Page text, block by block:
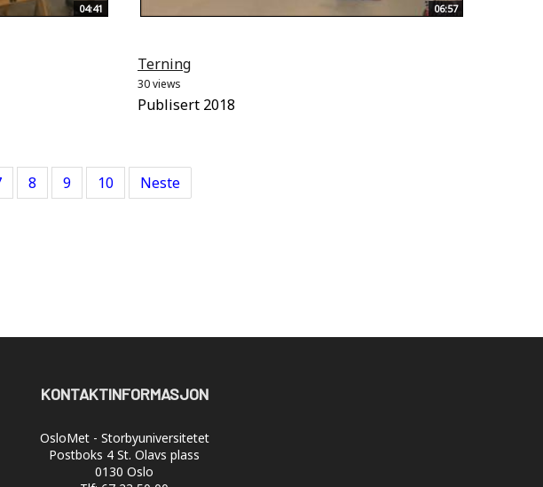
04:41 06:57
Terning
30 views
Publisert 2018
8 9 10 Neste
KONTAKTINFORMASJON
OsloMet - Storbyuniversitetet
Postboks 4 St. Olavs plass
0130 Oslo